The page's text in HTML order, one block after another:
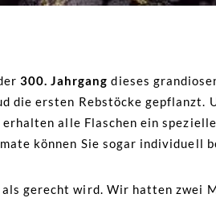
300. Jahrgang dieses
die ersten Rebstöcke gepflanzt.
alle Flaschen ein
können Sie sogar individuell
als gerecht wird. Wir hatten zwei